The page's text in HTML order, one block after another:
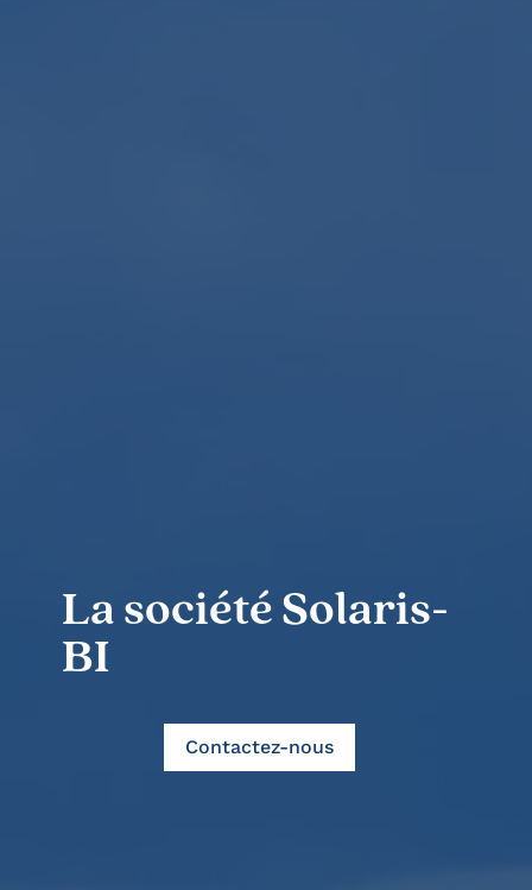
La société Solaris-
BI
Contactez-nous